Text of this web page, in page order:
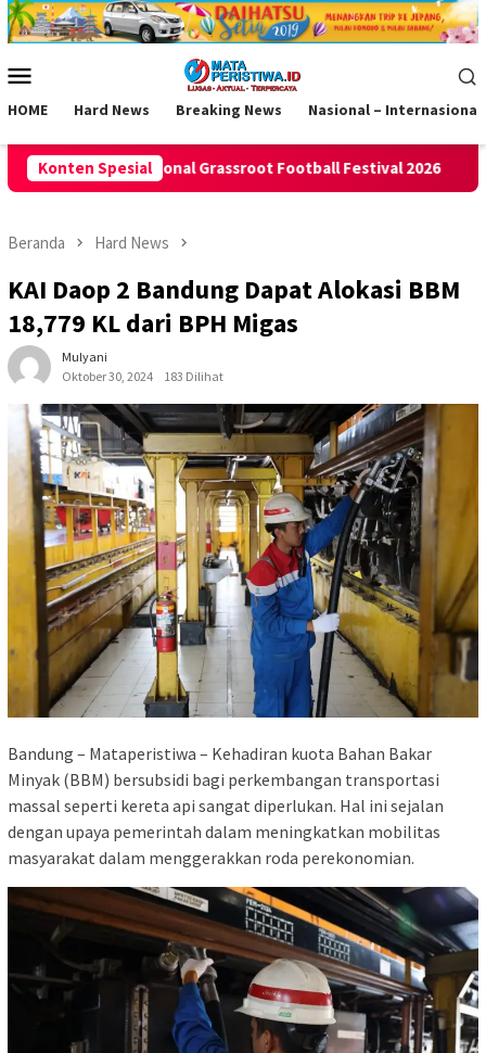
Loncat
ke
Mobile
HOME Hard News Breaking News Nasional – Internasional
Konten Spesial
Football Festival 2026 Bukan Lagi Masalah Biaya, Tren
Beranda Hard News
KAI Daop 2 Bandung Dapat Alokasi BBM
18,779 KL dari BPH Migas
Mulyani
Oktober 30, 2024
183 Dilihat
Bandung – Mataperistiwa – Kehadiran kuota Bahan Bakar
Minyak (BBM) bersubsidi bagi perkembangan transportasi
massal seperti kereta api sangat diperlukan. Hal ini sejalan
dengan upaya pemerintah dalam meningkatkan mobilitas
masyarakat dalam menggerakkan roda perekonomian.